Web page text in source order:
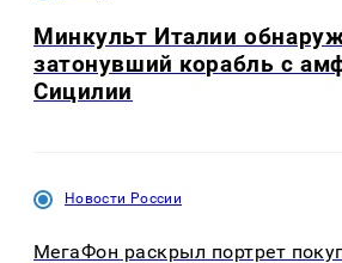
Минкульт Италии
затонувший корабль с
Сицилии
Новости России
МегаФон раскрыл портрет